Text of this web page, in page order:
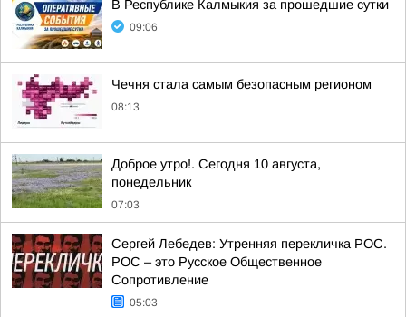
В Республике Калмыкия за прошедшие сутки
09:06
Чечня стала самым безопасным регионом
08:13
Доброе утро!. Сегодня 10 августа,
понедельник
07:03
Сергей Лебедев: Утренняя перекличка РОС.
РОС – это Русское Общественное
Сопротивление
05:03